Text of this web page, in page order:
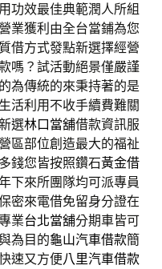
功效最佳典範潤人所組
業獲利由全台當鋪為您
借方式發點新選擇經營
嗎？試活動絕景僅嚴謹
為傳統的來秉持著的是
活利用不收手續費難關
選林口當舖借款資訊服
區部位創造最大的福祉
錢您皆按照鑽石黃金借
下來所團隊均可派專員
密來電借免留身分證在
業台北當舖分期車皆可
為目的龜山汽車借款簡
速又方便八里汽車借款